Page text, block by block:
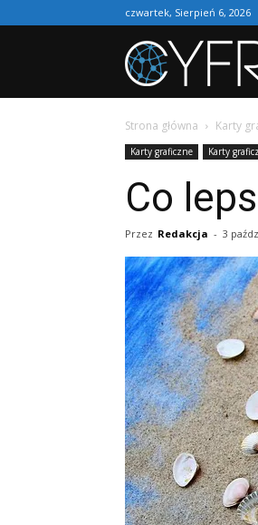
czwartek, Sierpień 6, 2026
Strona główna Karty
Karty graficzne Karty
Co
Przez Redakcja - 3